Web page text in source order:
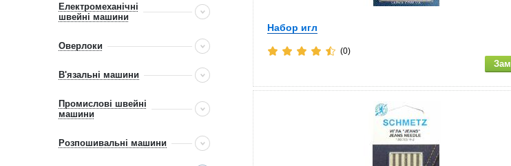
Набор игл
(0)
Електромеханічні
швейні машини
Оверлоки
В'язальні машини
Промислові швейні
машини
Розпошивальні машини